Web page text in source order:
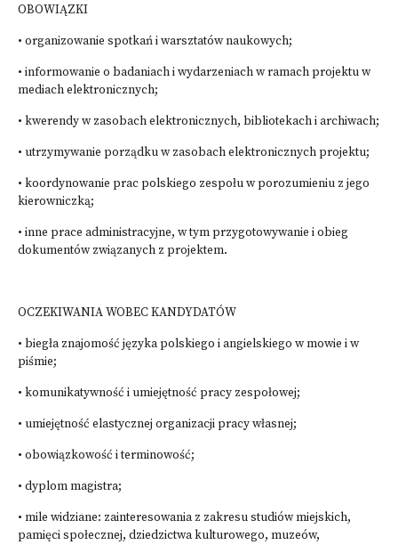
OBOWIĄZKI
• organizowanie spotkań i warsztatów naukowych;
• informowanie o badaniach i wydarzeniach w ramach projektu w
mediach elektronicznych;
• kwerendy w zasobach elektronicznych, bibliotekach i archiwach;
• utrzymywanie porządku w zasobach elektronicznych projektu;
• koordynowanie prac polskiego zespołu w porozumieniu z jego
kierowniczką;
• inne prace administracyjne, w tym przygotowywanie i obieg
dokumentów związanych z projektem.
OCZEKIWANIA WOBEC KANDYDATÓW
• biegła znajomość języka polskiego i angielskiego w mowie i w
piśmie;
• komunikatywność i umiejętność pracy zespołowej;
• umiejętność elastycznej organizacji pracy własnej;
• obowiązkowość i terminowość;
• dyplom magistra;
• mile widziane: zainteresowania z zakresu studiów miejskich,
pamięci społecznej, dziedzictwa kulturowego, muzeów,